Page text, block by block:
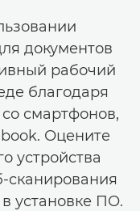
документов
рабочий
благодаря
смартфонов,
Оцените
устройства
сканирования
установке ПО.